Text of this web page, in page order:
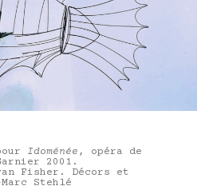
Idoménée , opéra de
2001.
Fisher. Décors et
Stehlé